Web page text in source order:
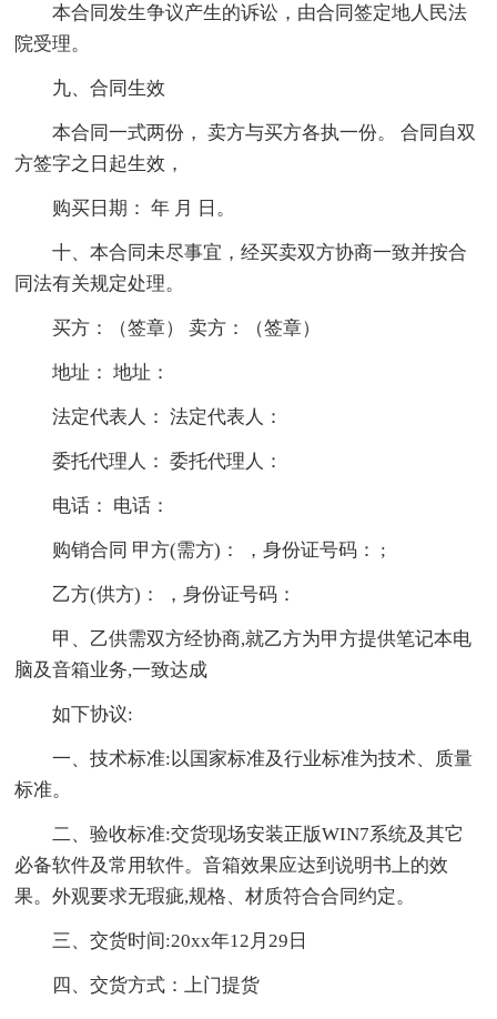
本合同发生争议产生的诉讼，由合同签定地人民法
院受理。
九、合同生效
本合同一式两份， 卖方与买方各执一份。 合同自双
方签字之日起生效，
购买日期： 年 月 日。
十、本合同未尽事宜，经买卖双方协商一致并按合
同法有关规定处理。
买方：（签章） 卖方：（签章）
地址： 地址：
法定代表人： 法定代表人：
委托代理人： 委托代理人：
电话： 电话：
购销合同 甲方(需方)： ，身份证号码： ;
乙方(供方)： ，身份证号码：
甲、乙供需双方经协商,就乙方为甲方提供笔记本电
脑及音箱业务,一致达成
如下协议:
一、技术标准:以国家标准及行业标准为技术、质量
标准。
二、验收标准:交货现场安装正版WIN7系统及其它
必备软件及常用软件。音箱效果应达到说明书上的效
果。外观要求无瑕疵,规格、材质符合合同约定。
三、交货时间:20xx年12月29日
四、交货方式：上门提货